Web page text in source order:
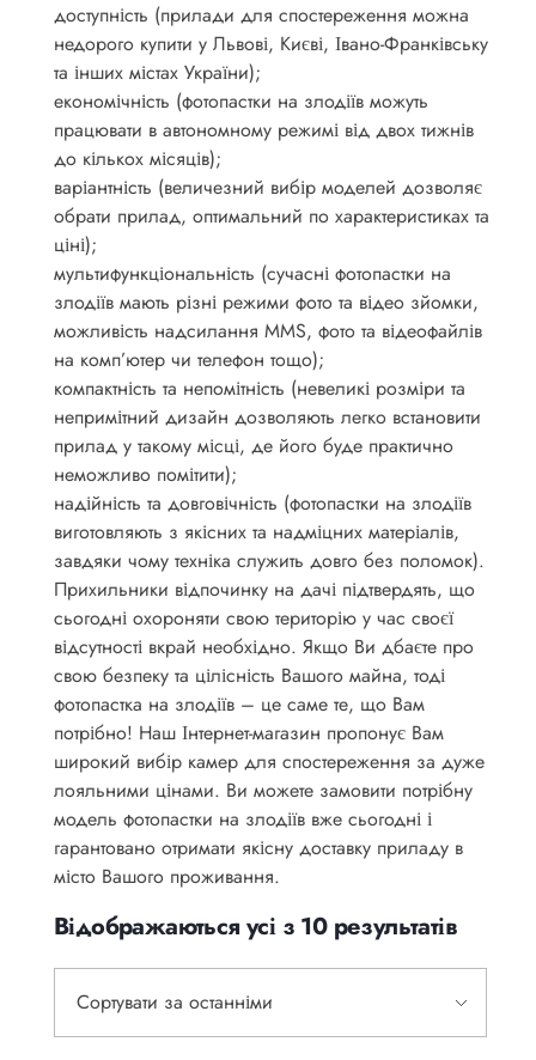
доступність (прилади для спостереження можна
недорого купити у Львові, Києві, Івано-Франківську
та інших містах України);
економічність (фотопастки на злодіїв можуть
працювати в автономному режимі від двох тижнів
до кількох місяців);
варіантність (величезний вибір моделей дозволяє
обрати прилад, оптимальний по характеристиках та
ціні);
мультифункціональність (сучасні фотопастки на
злодіїв мають різні режими фото та відео зйомки,
можливість надсилання MMS, фото та відеофайлів
на комп’ютер чи телефон тощо);
компактність та непомітність (невеликі розміри та
непримітний дизайн дозволяють легко встановити
прилад у такому місці, де його буде практично
неможливо помітити);
надійність та довговічність (фотопастки на злодіїв
виготовляють з якісних та надміцних матеріалів,
завдяки чому техніка служить довго без поломок).
Прихильники відпочинку на дачі підтвердять, що
сьогодні охороняти свою територію у час своєї
відсутності вкрай необхідно. Якщо Ви дбаєте про
свою безпеку та цілісність Вашого майна, тоді
фотопастка на злодіїв – це саме те, що Вам
потрібно! Наш Інтернет-магазин пропонує Вам
широкий вибір камер для спостереження за дуже
лояльними цінами. Ви можете замовити потрібну
модель фотопастки на злодіїв вже сьогодні і
гарантовано отримати якісну доставку приладу в
місто Вашого проживання.
Відображаються усі з 10 результатів